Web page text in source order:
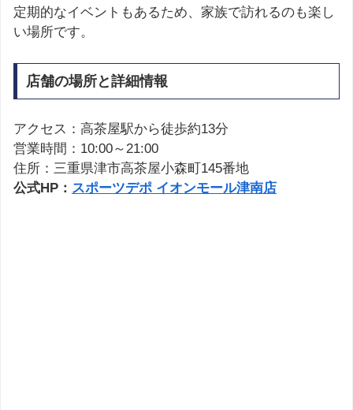
定期的なイベントもあるため、家族で訪れるのも楽し
い場所です。
店舗の場所と詳細情報
アクセス：高茶屋駅から徒歩約13分
営業時間：10:00～21:00
住所：三重県津市高茶屋小森町145番地
公式HP： スポーツデポ イオンモール津南店